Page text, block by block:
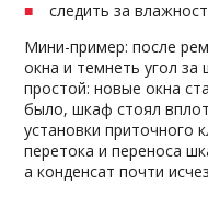
следить за
Мини-пример: после
окна и темнеть угол
простой: новые окна
было, шкаф стоял
установки приточного
перетока и переноса
а конденсат почти